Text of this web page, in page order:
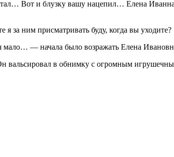
Вот и блузку вашу нацепил… Елена
я за ним присматривать буду, когда вы уходите?
мало… — начала было возражать Елена
вальсировал в обнимку с огромным